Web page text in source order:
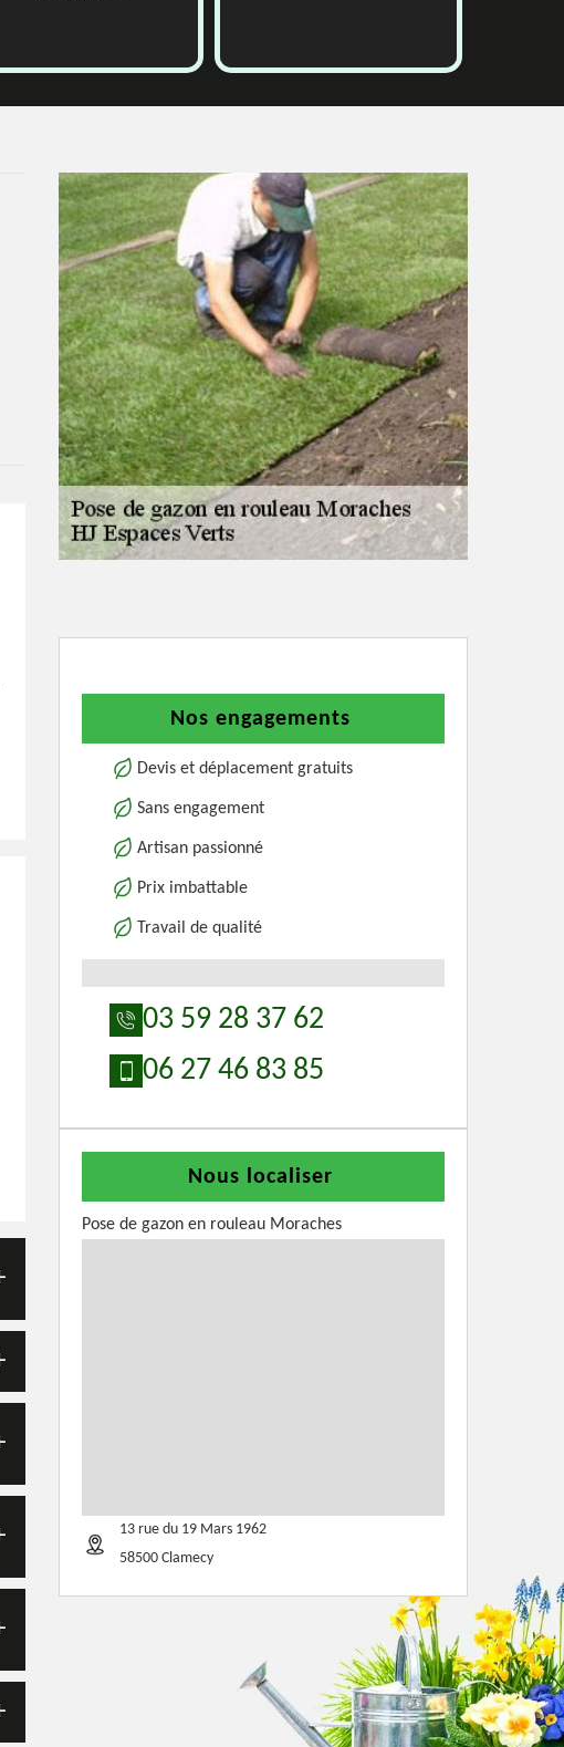
Nos engagements
Devis et déplacement gratuits
Sans engagement
Artisan passionné
Prix imbattable
Travail de qualité
03 59 28 37 62
06 27 46 83 85
Nous localiser
Pose de gazon en rouleau Moraches
13 rue du 19 Mars 1962
58500 Clamecy